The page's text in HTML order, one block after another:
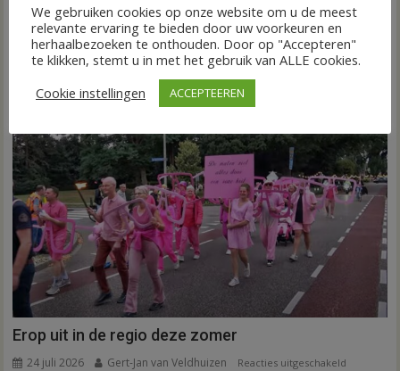
Fietstocht
groene
initiatieven
HARDENBERG – Groene Loper Vechtdal organiseert op
vrijdagmiddag 4 september 2026 een fietstocht langs
groene initiatieven...
Erop uit in de regio deze zomer
24 juli 2026 Gert-Jan van Veldhuizen Reacties uitgeschakeld
We gebruiken cookies op onze website om u de meest
relevante ervaring te bieden door uw voorkeuren en
herhaalbezoeken te onthouden. Door op "Accepteren"
te klikken, stemt u in met het gebruik van ALLE cookies.
Cookie instellingen
ACCEPTEEREN